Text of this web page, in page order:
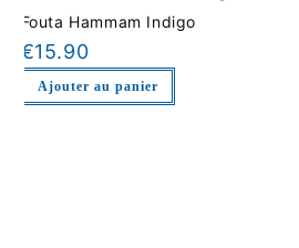
Fouta Hammam Indigo
€15.90
Ajouter au panier